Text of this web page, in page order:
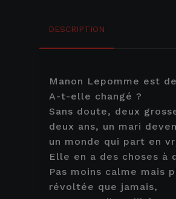
DESCRIPTION
Manon Lepomme est
A-t-elle changé ?
Sans doute, deux
deux ans, un mari
un monde qui part en
Elle en a des choses à
Pas moins calme mais
révoltée que jamais,